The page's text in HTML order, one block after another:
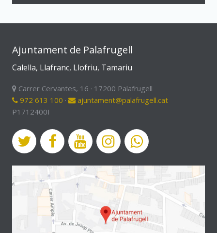
Ajuntament de Palafrugell
Calella, Llafranc, Llofriu, Tamariu
Carrer Cervantes, 16 · 17200 Palafrugell
972 613 100 ·
ajuntament@palafrugell.cat
P1712400I